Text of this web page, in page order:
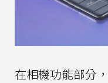
在相機功能部分